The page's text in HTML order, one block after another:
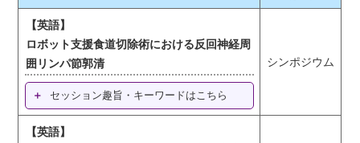
【英語】
ロボット支援食道切除術における反回神経周
囲リンパ節郭清
セッション趣旨・キーワードはこちら
シンポジウム
【英語】